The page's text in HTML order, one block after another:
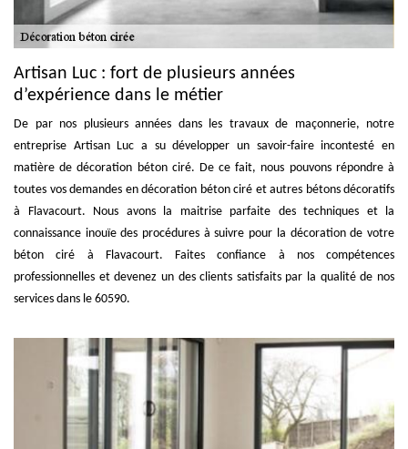
Artisan Luc : fort de plusieurs années
d’expérience dans le métier
De par nos plusieurs années dans les travaux de maçonnerie, notre
entreprise Artisan Luc a su développer un savoir-faire incontesté en
matière de décoration béton ciré. De ce fait, nous pouvons répondre à
toutes vos demandes en décoration béton ciré et autres bétons décoratifs
à Flavacourt. Nous avons la maitrise parfaite des techniques et la
connaissance inouïe des procédures à suivre pour la décoration de votre
béton ciré à Flavacourt. Faites confiance à nos compétences
professionnelles et devenez un des clients satisfaits par la qualité de nos
services dans le 60590.